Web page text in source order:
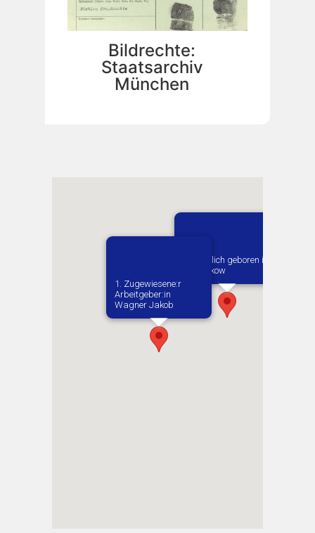
Bildrechte:
Staatsarchiv
München
Vermutlich geboren in
Staporkow
1. Zugewiesene:r
Arbeitgeber:in​
Wagner Jakob